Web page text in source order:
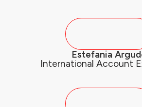
Estefania
International Account